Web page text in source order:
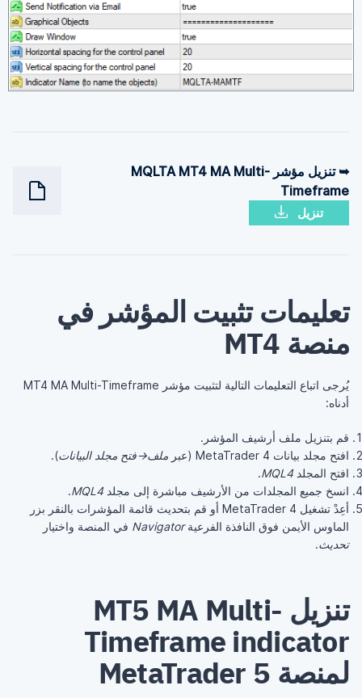
➥ تنزيل مؤشر MQLTA MT4 MA Multi-
Timeframe
تنزيل
تعليمات تثبيت المؤشر في
منصة MT4
يُرجى اتباع التعليمات التالية لتثبيت مؤشر MT4 MA Multi-Timeframe
أدناه:
قم بتنزيل ملف أرشيف المؤشر.
افتح مجلد بيانات MetaTrader 4 (عبر
ملف→فتح مجلد البيانات).
افتح المجلدMQL4
.
انسخ جميع المجلدات من الأرشيف مباشرة إلى مجلدMQL4
.
أعِدْ تشغيل MetaTrader 4 أو قم بتحديث قائمة المؤشرات بالنقر بزر
الماوس الأيمن فوق النافذة الفرعيةNavigator في المنصة واختيار
تحديث.
تنزيل MT5 MA Multi-
Timeframe indicator
لمنصة MetaTrader 5